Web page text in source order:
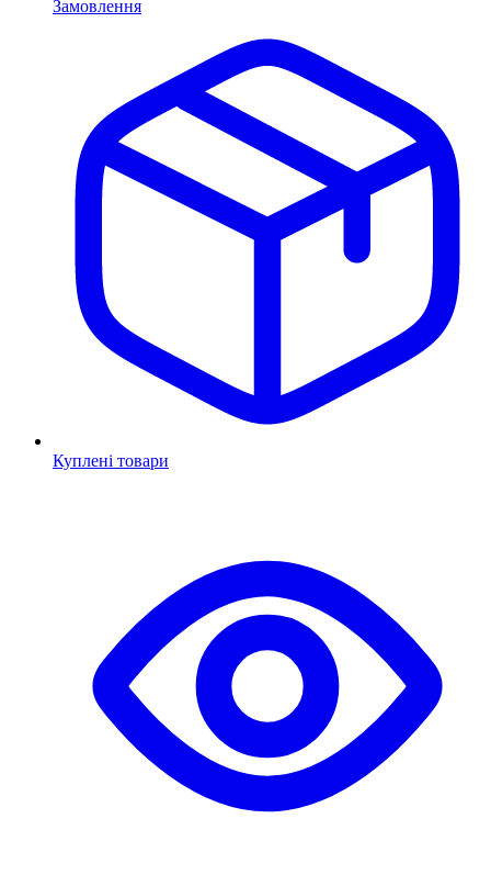
Замовлення
Куплені товари